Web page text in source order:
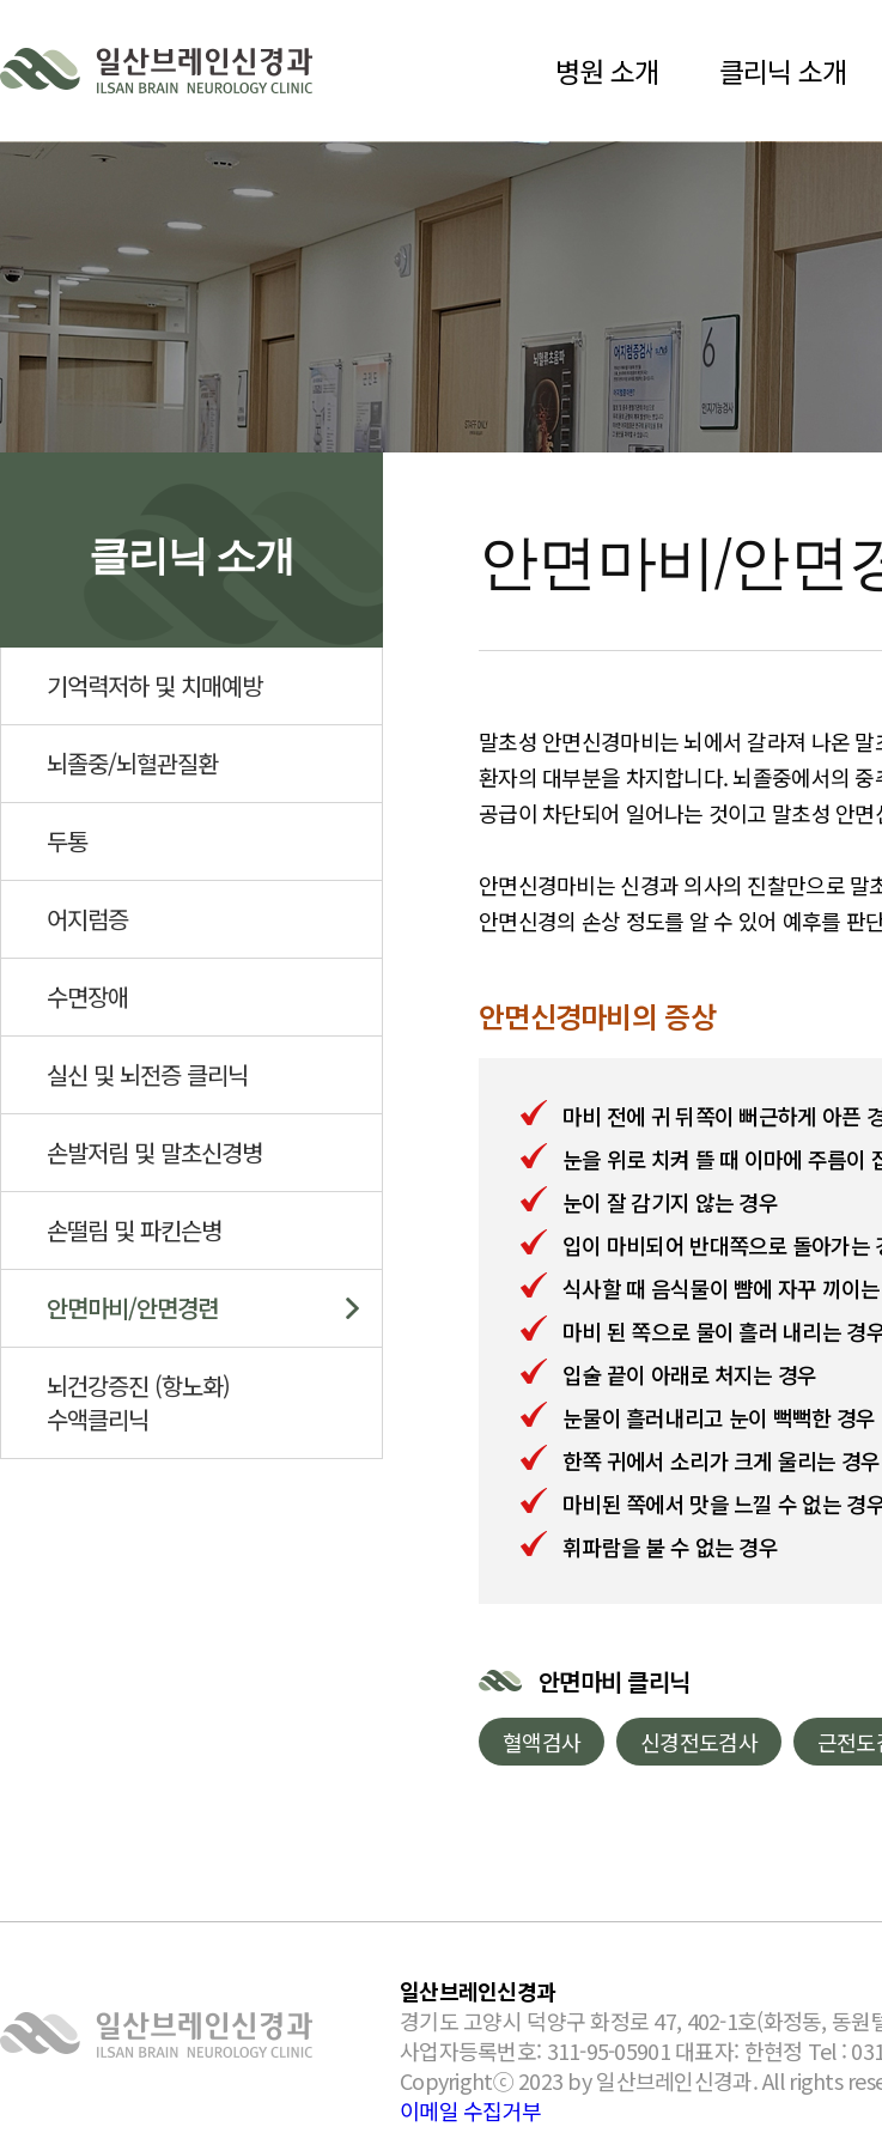
병원 소개 클리닉 소개
클리닉 소개
기억력저하 및 치매예방
뇌졸중/뇌혈관질환
두통
어지럼증
수면장애
실신 및 뇌전증 클리닉
손발저림 및 말초신경병
손떨림 및 파킨슨병
안면마비/안면경련
뇌건강증진 (항노화)
수액클리닉
안면마비/안면
말초성 안면신경마비는 뇌에서 갈라져 나온
환자의 대부분을 차지합니다. 뇌졸중에서의
공급이 차단되어 일어나는 것이고 말초성 안
안면신경마비는 신경과 의사의 진찰만으로
안면신경의 손상 정도를 알 수 있어 예후를 판
안면신경마비의 증상
마비 전에 귀 뒤쪽이 뻐근하게 아픈
눈을 위로 치켜 뜰 때 이마에 주름이
눈이 잘 감기지 않는 경우
입이 마비되어 반대쪽으로 돌아가는
식사할 때 음식물이 뺨에 자꾸 끼이
마비 된 쪽으로 물이 흘러 내리는 경
입술 끝이 아래로 처지는 경우
눈물이 흘러내리고 눈이 뻑뻑한 경우
한쪽 귀에서 소리가 크게 울리는 경우
마비된 쪽에서 맛을 느낄 수 없는 경
휘파람을 불 수 없는 경우
안면마비 클리닉
혈액검사 신경전도검사 근전
일산브레인신경과
경기도 고양시 덕양구 화정로 47, 402-1호(화정동, 동원
사업자등록번호: 311-95-05901 대표자: 한현정 Tel :
Copyrightⓒ 2023 by 일산브레인신경과. All rights
이메일 수집거부